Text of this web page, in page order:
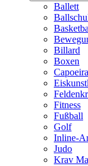
Ballett
Billard
Boxen
Capoeira
Fitness
Fußball
Golf
Inline-
Judo
Krav